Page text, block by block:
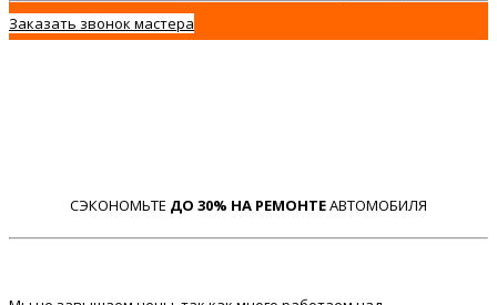
Заказать звонок мастера
СЭКОНОМЬТЕ ДО 30% НА РЕМОНТЕАВТОМОБИЛЯ